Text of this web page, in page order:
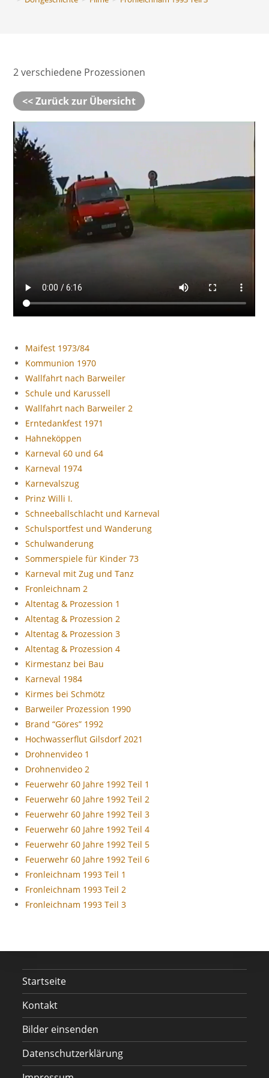
2 verschiedene Prozessionen
<< Zurück zur Übersicht
Maifest 1973/84
Kommunion 1970
Wallfahrt nach Barweiler
Schule und Karussell
Wallfahrt nach Barweiler 2
Erntedankfest 1971
Hahneköppen
Karneval 60 und 64
Karneval 1974
Karnevalszug
Prinz Willi I.
Schneeballschlacht und Karneval
Schulsportfest und Wanderung
Schulwanderung
Sommerspiele für Kinder 73
Karneval mit Zug und Tanz
Fronleichnam 2
Altentag & Prozession 1
Altentag & Prozession 2
Altentag & Prozession 3
Altentag & Prozession 4
Kirmestanz bei Bau
Karneval 1984
Kirmes bei Schmötz
Barweiler Prozession 1990
Brand “Göres” 1992
Hochwasserflut Gilsdorf 2021
Drohnenvideo 1
Drohnenvideo 2
Feuerwehr 60 Jahre 1992 Teil 1
Feuerwehr 60 Jahre 1992 Teil 2
Feuerwehr 60 Jahre 1992 Teil 3
Feuerwehr 60 Jahre 1992 Teil 4
Feuerwehr 60 Jahre 1992 Teil 5
Feuerwehr 60 Jahre 1992 Teil 6
Fronleichnam 1993 Teil 1
Fronleichnam 1993 Teil 2
Fronleichnam 1993 Teil 3
Startseite
Kontakt
Bilder einsenden
Datenschutzerklärung